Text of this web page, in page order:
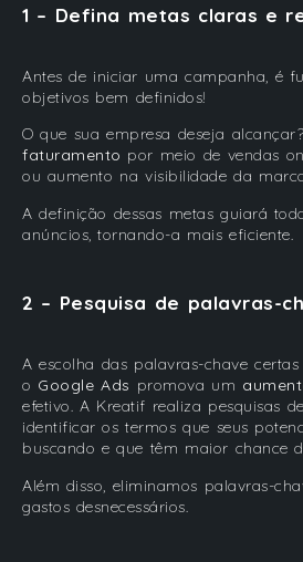
1 – Defina metas claras e
Antes de iniciar uma campanha, é
objetivos bem definidos!
O que sua empresa deseja
faturamento por meio de vendas
ou aumento na visibilidade da
A definição dessas metas guiará
anúncios, tornando-a mais eficiente.
2 – Pesquisa de palavras-
A escolha das palavras-chave
o Google Ads promova um
efetivo. A Kreatif realiza pesquisas
identificar os termos que seus
buscando e que têm maior chance
Além disso, eliminamos palavras-
gastos desnecessários.